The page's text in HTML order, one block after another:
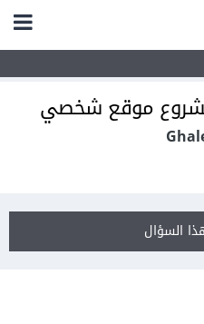
موقع شخصي
السؤال